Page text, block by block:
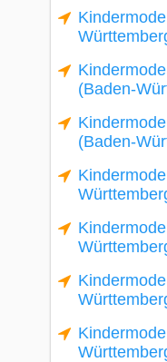
(Baden-
(Baden-